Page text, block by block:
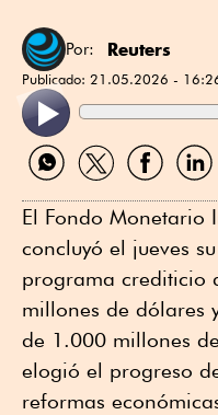
Por: Reuters
Publicado: 21.05.2026 -
Compartir
por
Compartir
por
Compartir
por
por
El ⁠Fondo Monetario
concluyó el jueves
⁠programa crediticio
millones de dólares
de 1.000 millones
elogió el progreso
reformas